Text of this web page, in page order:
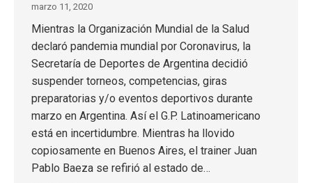
marzo 11, 2020
Mientras la Organización Mundial de la Salud
declaró pandemia mundial por Coronavirus, la
Secretaría de Deportes de Argentina decidió
suspender torneos, competencias, giras
preparatorias y/o eventos deportivos durante
marzo en Argentina. Así el G.P. Latinoamericano
está en incertidumbre. Mientras ha llovido
copiosamente en Buenos Aires, el trainer Juan
Pablo Baeza se refirió al estado de…